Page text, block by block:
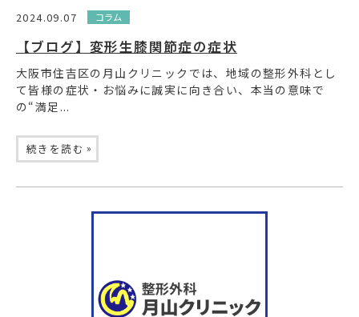
2024.09.07 コラム
【ブログ】変形生膝関節症の症状
大阪市住吉区の月山クリニックでは、地域の整形外科とし
て皆様の症状・お悩みに誠実に向き合い、本当の意味で
の“満足...
続きを読む »